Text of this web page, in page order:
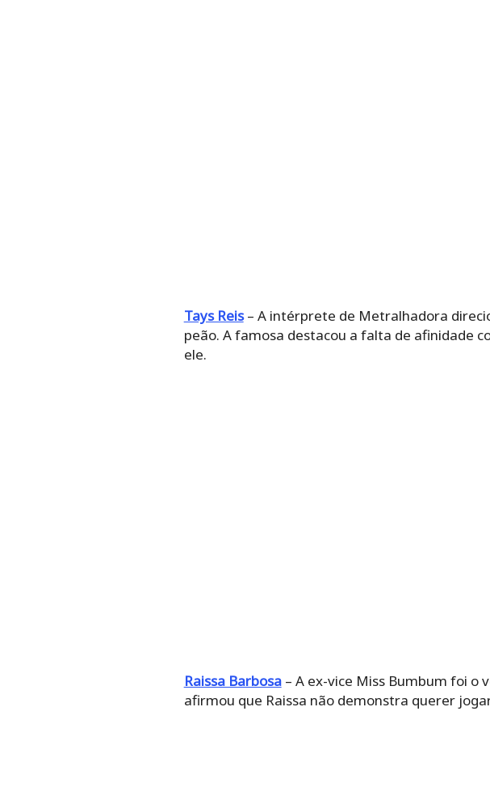
Tays Reis– A intérprete de Metralhadora
peão. A famosa destacou a falta de afinidade
ele.
Raissa Barbosa– A ex-vice Miss Bumbum foi o
afirmou que Raissa não demonstra querer